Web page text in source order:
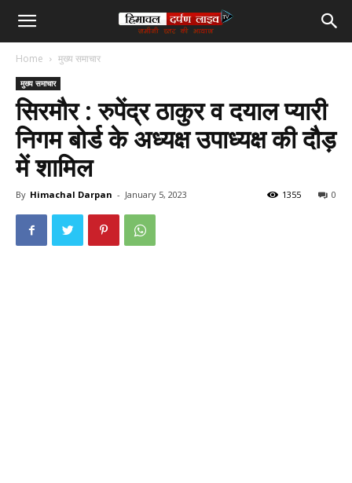
हिमाचल
लाइव
टीवी
Home मुख्य समाचार
मुख्य समाचार
सिरमौर : रुपेंद्र ठाकुर व दयाल प्यारी
निगम बोर्ड के अध्यक्ष उपाध्यक्ष की दौड़
में शामिल
By Himachal Darpan - January 5, 2023 0
1355